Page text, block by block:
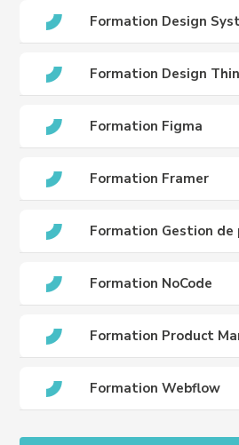
Formation Design
Formation Design
Formation Figma
Formation Framer
Formation Gestion
Formation NoCode
Formation Product
Formation Webflow